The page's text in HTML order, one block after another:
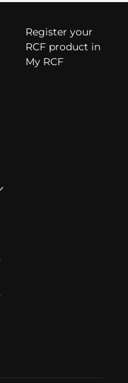
Register your
RCF product in
My RCF